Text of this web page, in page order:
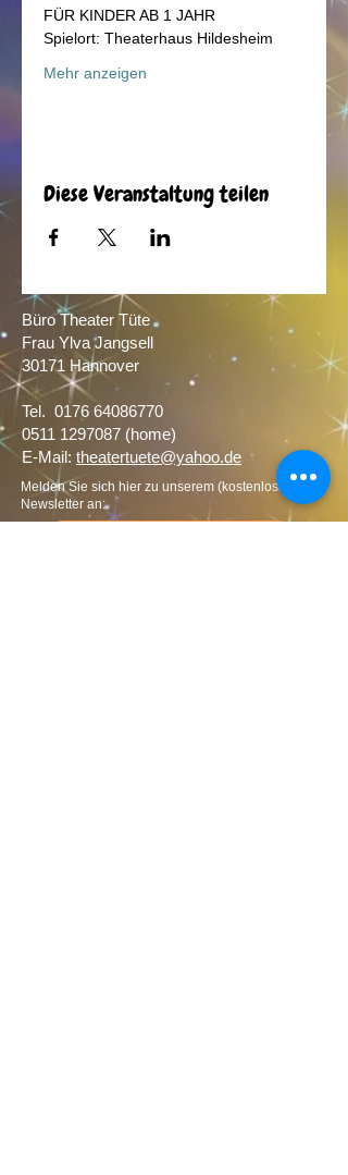
FÜR KINDER AB 1 JAHR
Spielort: Theaterhaus Hildesheim
Mehr anzeigen
Diese Veranstaltung teilen
Büro Theater Tüte
Frau Ylva Jangsell
30171 Hannover​
Tel. 0176 64086770
0511 1297087 (home)
E-Mail: theatertuete@yahoo.de
Melden Sie sich hier zu unserem (kostenlosen)
Newsletter an: